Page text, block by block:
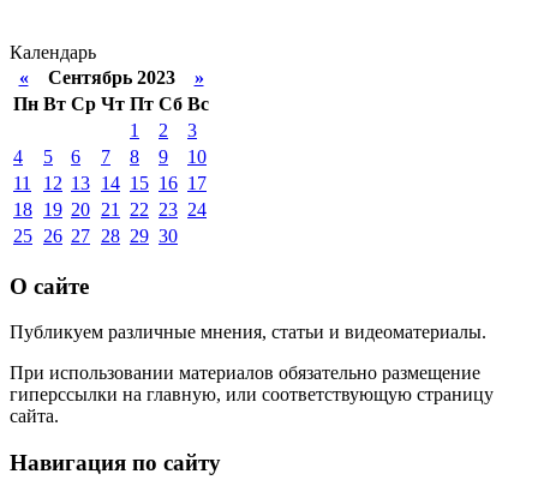
Календарь
«Сентябрь 2023 »
Пн Вт Ср Чт Пт Сб Вс
1
2
3
4
5 6 7 8 9
10
11
12 13 14 15 16 17
18 19 20 21 22 23 24
25 26 27 28 29 30
О сайте
Публикуем различные мнения, статьи и видеоматериалы.
При использовании материалов обязательно размещение
гиперссылки на главную, или соответствующую страницу
сайта.
Навигация по сайту